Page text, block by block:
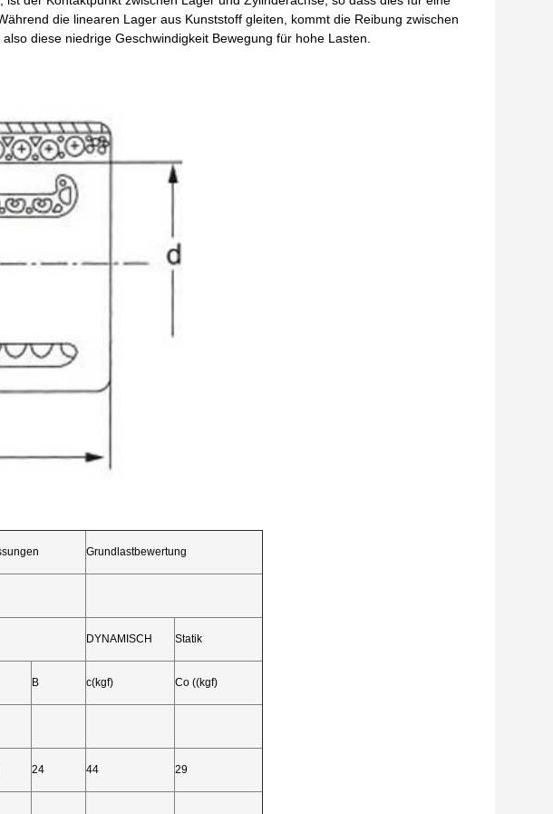
die linearen Lager aus Kunststoff gleiten, kommt die Reibung zwischen
diese niedrige Geschwindigkeit Bewegung für hohe Lasten.
Grundlastbewertung
DYNAMISCH Statik
B c(kgf) Co ((kgf)
24 44 29